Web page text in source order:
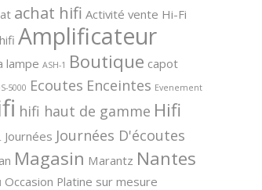
achat hifi Activité vente Hi-Fi
Amplificateur
lampe ASH-1 Boutique capot
5000 Ecoutes Enceintes Evenement
hifi haut de gamme Hifi
Journées Journées D'écoutes
Magasin Marantz Nantes
Occasion Platine sur mesure